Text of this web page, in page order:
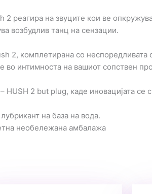
реагира на звуците кои ве
возбудлив танц на сензации.
2, комплетирана со
во интимноста на вашиот сопствен
2 but plug, каде иновацијата се
на база на вода.
необележана амбалажа